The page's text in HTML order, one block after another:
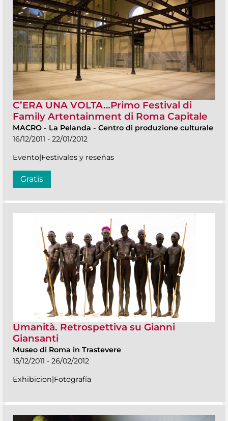
C’ERA UNA VOLTA…Primo Festival di
Family Artentainment di Roma Capitale
MACRO - La Pelanda - Centro di produzione culturale
16/12/2011 - 22/01/2012
Evento|Festivales y reseñas
Gratis
Umanità. Retrospettiva su Gianni
Giansanti
Museo di Roma in Trastevere
15/12/2011 - 26/02/2012
Exhibicion|Fotografía